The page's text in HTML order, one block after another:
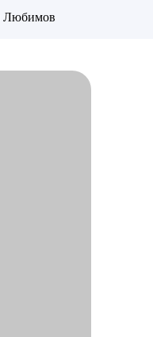
Любимов